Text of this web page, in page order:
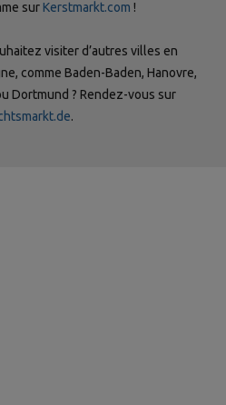
surKerstmarkt.com !
visiter d’autres villes en
comme Baden-Baden, Hanovre,
Dortmund ? Rendez-vous sur
.